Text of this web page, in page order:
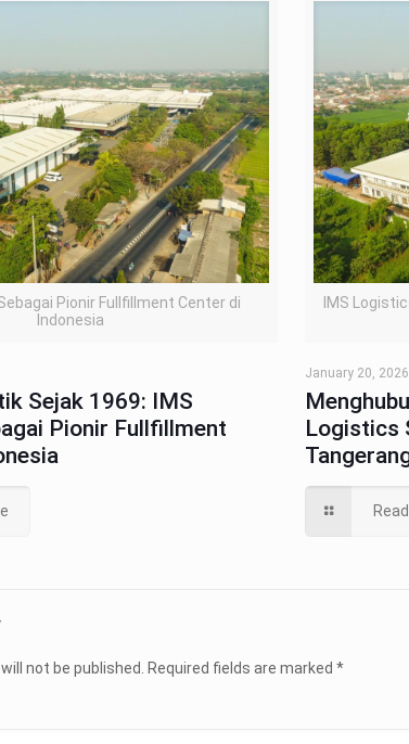
Pionir Fullfillment Center di
Indonesia
Sejak 1969: IMS
Pionir Fullfillment
IMS
January 20, 2026
Logistics
not be published. Required fields are marked*